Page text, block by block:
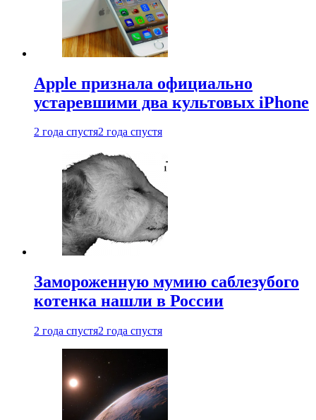
Apple признала официально
устаревшими два культовых iPhone
2 года спустя2 года спустя
Замороженную мумию саблезубого
котенка нашли в России
2 года спустя2 года спустя